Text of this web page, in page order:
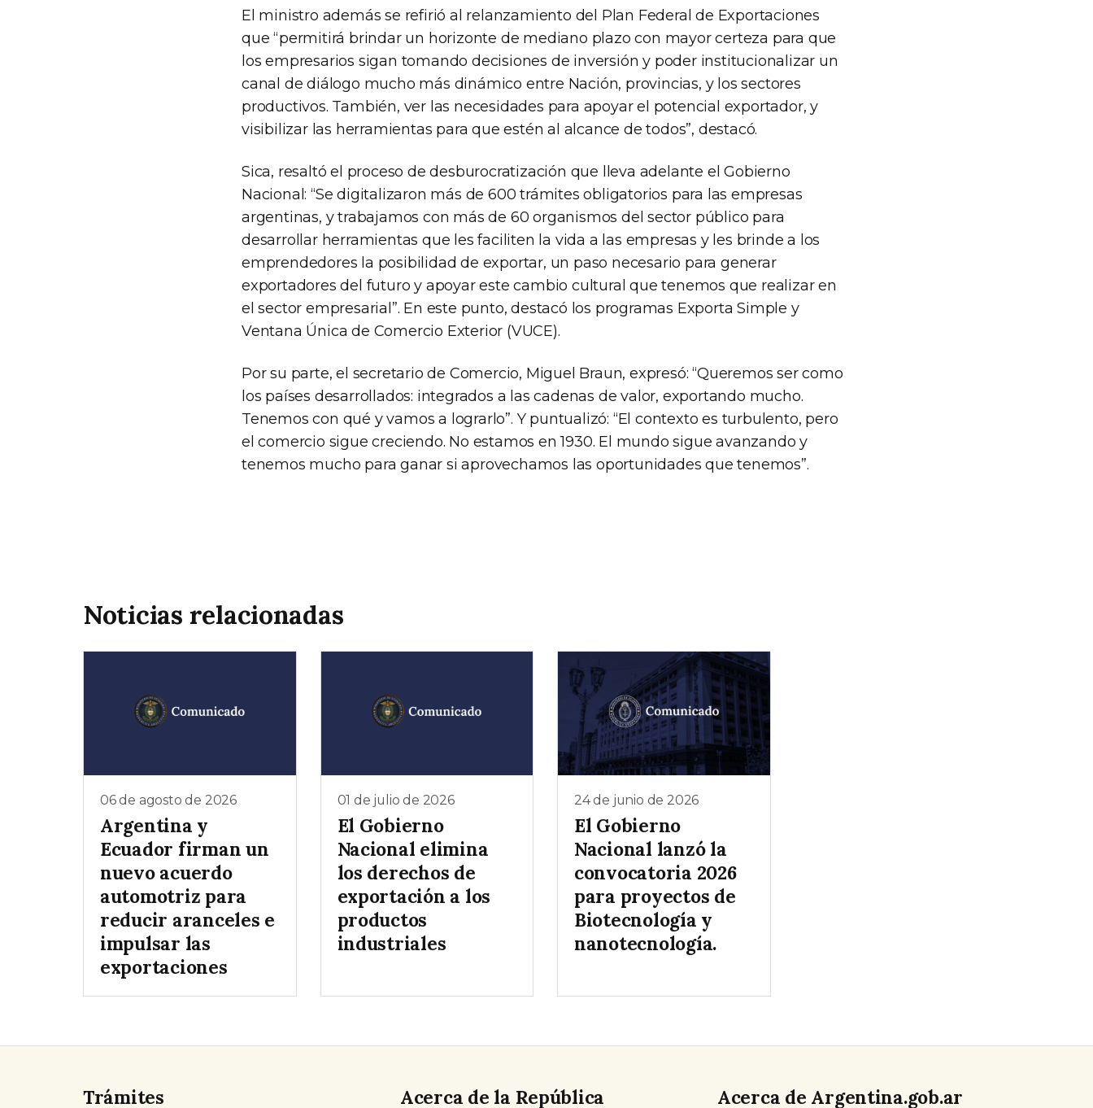
El ministro además se refirió al relanzamiento del Plan Federal de Exportaciones
que “permitirá brindar un horizonte de mediano plazo con mayor certeza para que
los empresarios sigan tomando decisiones de inversión y poder institucionalizar un
canal de diálogo mucho más dinámico entre Nación, provincias, y los sectores
productivos. También, ver las necesidades para apoyar el potencial exportador, y
visibilizar las herramientas para que estén al alcance de todos”, destacó.
Sica, resaltó el proceso de desburocratización que lleva adelante el Gobierno
Nacional: “Se digitalizaron más de 600 trámites obligatorios para las empresas
argentinas, y trabajamos con más de 60 organismos del sector público para
desarrollar herramientas que les faciliten la vida a las empresas y les brinde a los
emprendedores la posibilidad de exportar, un paso necesario para generar
exportadores del futuro y apoyar este cambio cultural que tenemos que realizar en
el sector empresarial”. En este punto, destacó los programas Exporta Simple y
Ventana Única de Comercio Exterior (VUCE).
Por su parte, el secretario de Comercio, Miguel Braun, expresó: “Queremos ser como
los países desarrollados: integrados a las cadenas de valor, exportando mucho.
Tenemos con qué y vamos a lograrlo”. Y puntualizó: “El contexto es turbulento, pero
el comercio sigue creciendo. No estamos en 1930. El mundo sigue avanzando y
tenemos mucho para ganar si aprovechamos las oportunidades que tenemos”.
Noticias relacionadas
06 de agosto de 2026
Argentina y
Ecuador firman un
nuevo acuerdo
automotriz para
reducir aranceles e
impulsar las
exportaciones
01 de julio de 2026
El Gobierno
Nacional elimina
los derechos de
exportación a los
productos
industriales
24 de junio de 2026
El Gobierno
Nacional lanzó la
convocatoria 2026
para proyectos de
Biotecnología y
nanotecnología.
Trámites
Acerca de la República
Acerca de Argentina.gob.ar